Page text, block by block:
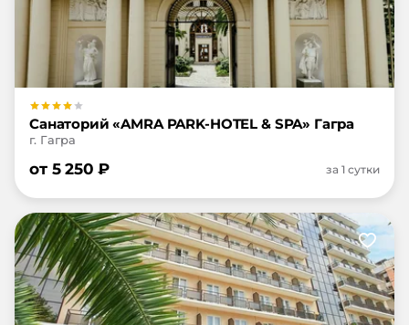
Санаторий «AMRA PARK-HOTEL & SPA» Гагра
г. Гагра
от 5 250 ₽ за 1 сутки